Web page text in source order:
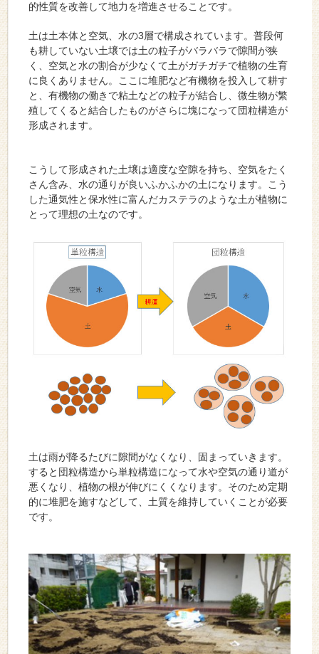
的性質を改善して地力を増進させることです。
土は土本体と空気、水の3層で構成されています。普段何
も耕していない土壌では土の粒子がバラバラで隙間が狭
く、空気と水の割合が少なくて土がガチガチで植物の生育
に良くありません。ここに堆肥など有機物を投入して耕す
と、有機物の働きで粘土などの粒子が結合し、微生物が繁
殖してくると結合したものがさらに塊になって団粒構造が
形成されます。
こうして形成された土壌は適度な空隙を持ち、空気をたく
さん含み、水の通りが良いふかふかの土になります。こう
した通気性と保水性に富んだカステラのような土が植物に
とって理想の土なのです。
土は雨が降るたびに隙間がなくなり、固まっていきます。
すると団粒構造から単粒構造になって水や空気の通り道が
悪くなり、植物の根が伸びにくくなります。そのため定期
的に堆肥を施すなどして、土質を維持していくことが必要
です。